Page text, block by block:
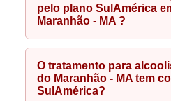
pelo plano SulAmérica
Maranhão - MA ?
O tratamento para
do Maranhão - MA tem
SulAmérica?